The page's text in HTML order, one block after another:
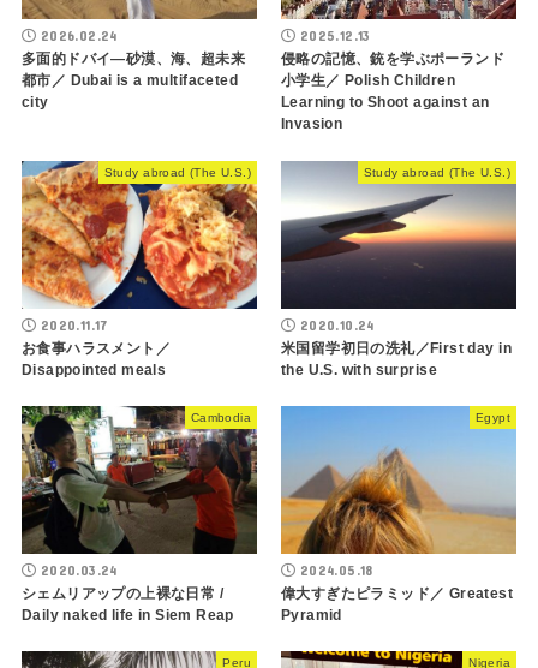
2026.02.24
多面的ドバイ―砂漠、海、超未来
都市／ Dubai is a multifaceted
city
2025.12.13
侵略の記憶、銃を学ぶポーランド
小学生／ Polish Children
Learning to Shoot against an
Invasion
Study abroad (The U.S.)
2020.11.17
お食事ハラスメント／
Disappointed meals
Study abroad (The U.S.)
2020.10.24
米国留学初日の洗礼／First day in
the U.S. with surprise
Cambodia
2020.03.24
シェムリアップの上裸な日常 /
Daily naked life in Siem Reap
Egypt
2024.05.18
偉大すぎたピラミッド／ Greatest
Pyramid
Peru Nigeria